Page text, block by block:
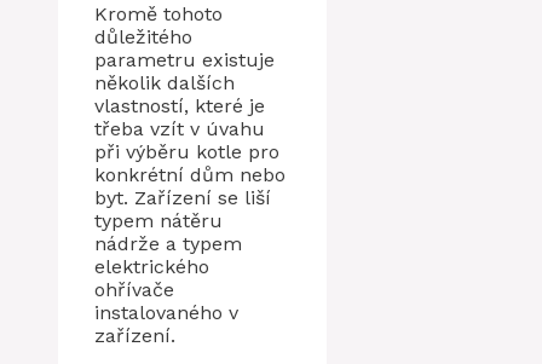
Kromě tohoto
důležitého
parametru existuje
několik dalších
vlastností, které je
třeba vzít v úvahu
při výběru kotle pro
konkrétní dům nebo
byt. Zařízení se liší
typem nátěru
nádrže a typem
elektrického
ohřívače
instalovaného v
zařízení.